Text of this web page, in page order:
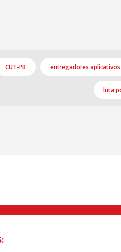
CUT-PB entregadores aplicativos
luta
000 Brás, São Paulo/SP | Telefone